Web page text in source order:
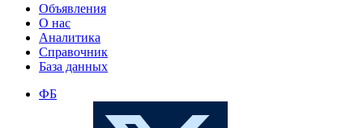
Объявления
О нас
Аналитика
Справочник
База данных
ФБ